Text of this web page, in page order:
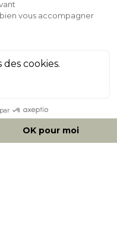
Appel gratuit
0 20 88 04 14